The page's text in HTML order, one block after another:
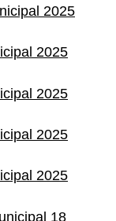
2025
2025
2025
2025
2025
18